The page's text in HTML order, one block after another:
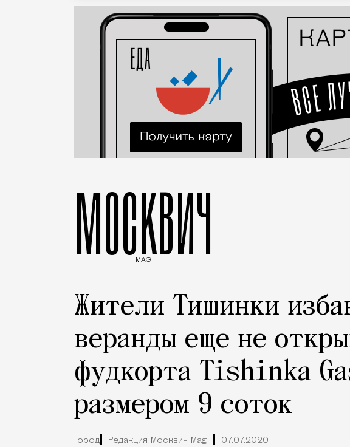
МОСКВИЧ
MAG
Жители Тишинки
веранды еще не
фудкорта Tishinka
размером 9 соток
Город Редакция Москвич Mag 07.07.2020